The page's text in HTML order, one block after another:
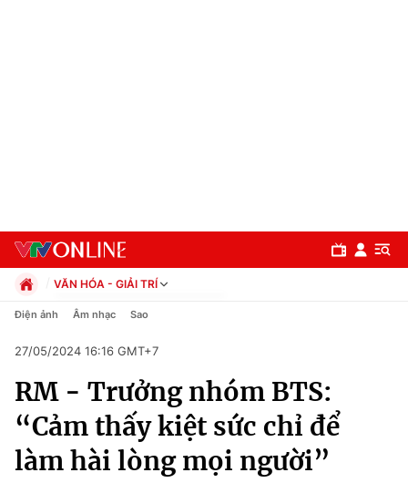
Chuyên mục
Chính trị
Xã hội
VĂN HÓA - GIẢI TRÍ
Chính trị
Pháp luật
Kinh tế
Thể thao
Truyền hình
Văn hóa - Giải trí
Điện ảnh Âm nhạc Sao
27/05/2024 16:16 GMT+7
RM - Trưởng nhóm BTS:
“Cảm thấy kiệt sức chỉ để
làm hài lòng mọi người”